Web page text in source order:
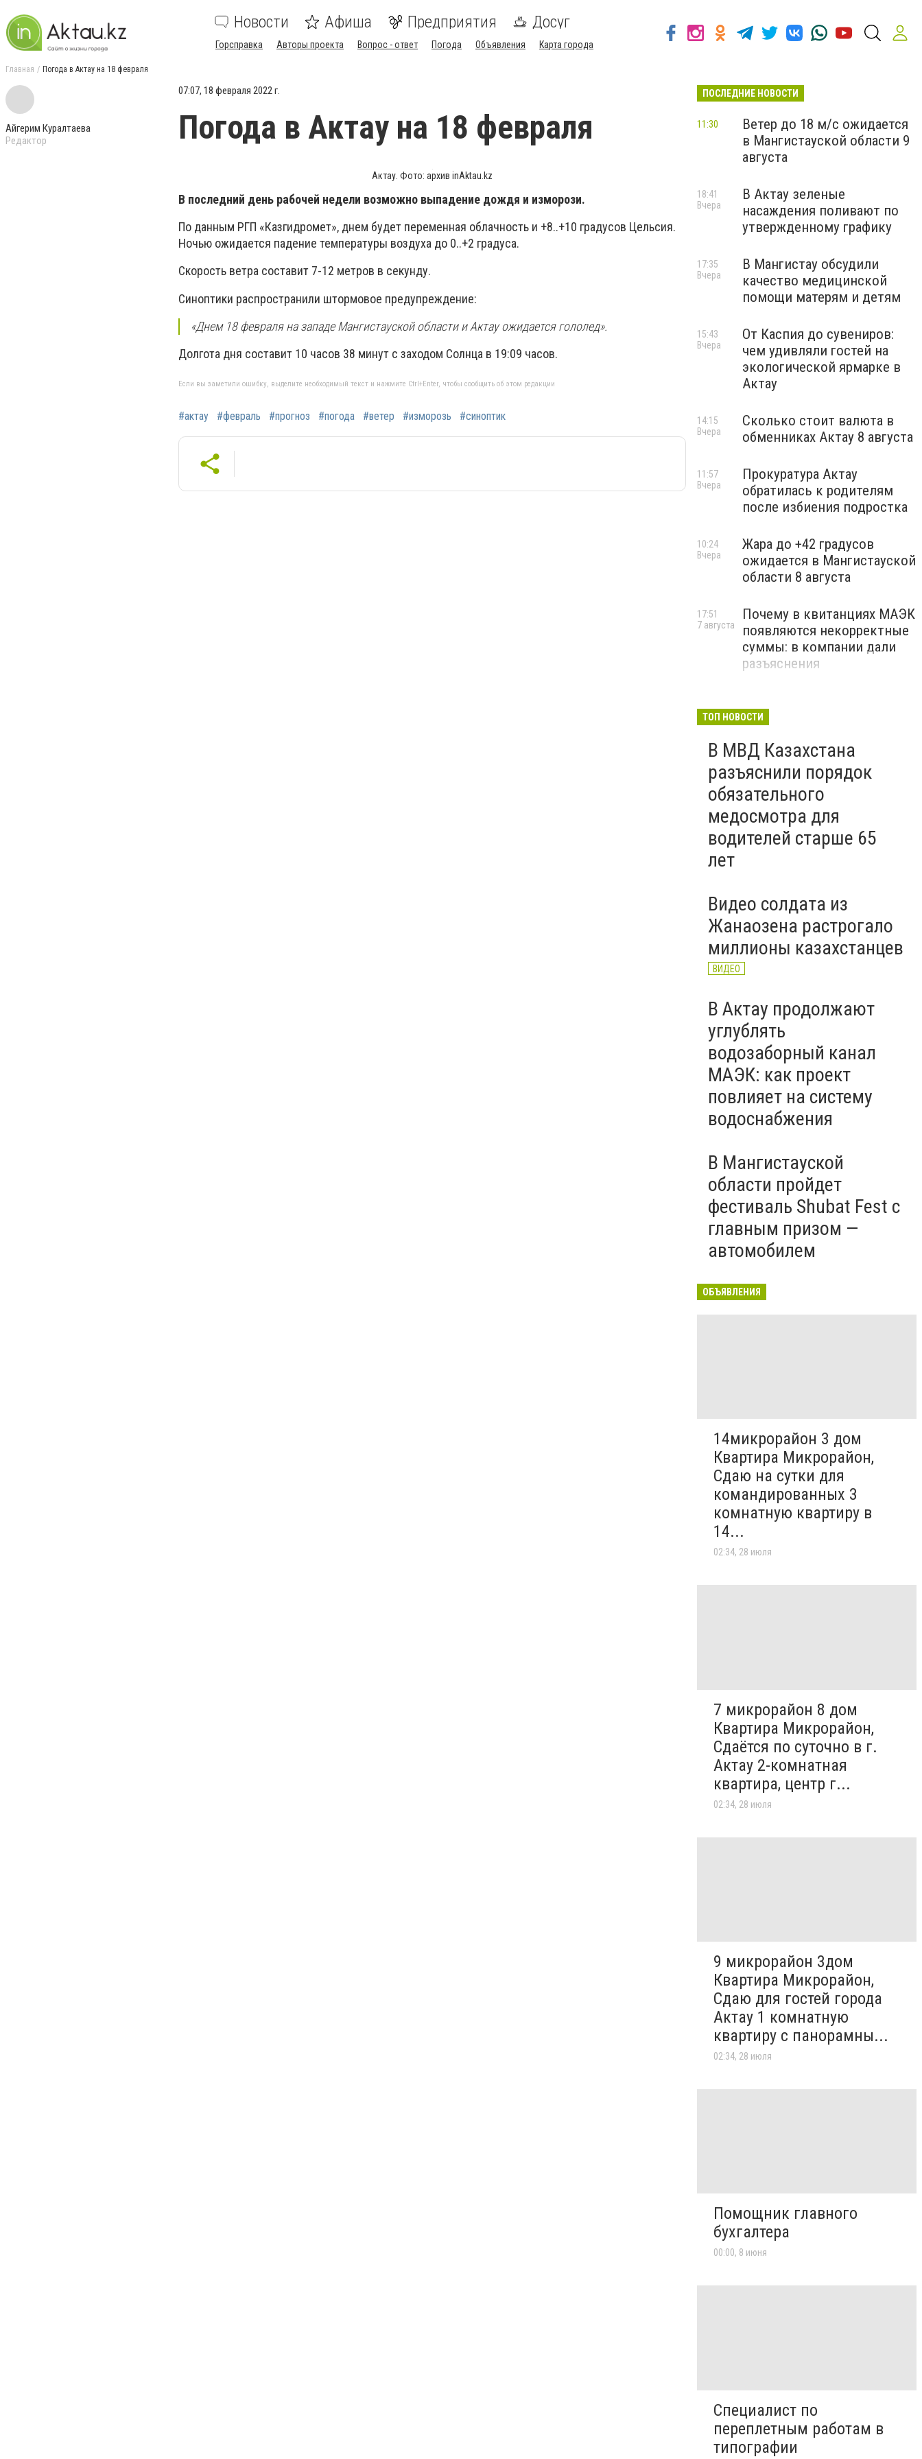
Новости Афиша Предприятия Досуг
Горсправка Авторы проекта Вопрос - ответ Погода Объявления Карта города
Главная Погода в Актау на 18 февраля
Айгерим Куралтаева
Редактор
07:07, 18 февраля 2022 г.
Погода в Актау на 18 февраля
Актау. Фото: архив inAktau.kz
В последний день рабочей недели возможно выпадение дождя и изморози.
По данным РГП «Казгидромет», днем будет переменная облачность и +8..+10 градусов Цельсия.
Ночью ожидается падение температуры воздуха до 0..+2 градуса.
Скорость ветра составит 7-12 метров в секунду.
Синоптики распространили штормовое предупреждение:
«Днем 18 февраля на западе Мангистауской области и Актау ожидается гололед».
Долгота дня составит 10 часов 38 минут с заходом Солнца в 19:09 часов.
Если вы заметили ошибку, выделите необходимый текст и нажмите Ctrl+Enter, чтобы сообщить об этом редакции
#актау #февраль #прогноз #погода #ветер #изморозь #синоптик
ПОСЛЕДНИЕ НОВОСТИ
Ветер до 18 м/с ожидается
в Мангистауской области 9
августа
11:30
В Актау зеленые
насаждения поливают по
утвержденному графику
18:41
Вчера
В Мангистау обсудили
качество медицинской
помощи матерям и детям
17:35
Вчера
От Каспия до сувениров:
чем удивляли гостей на
экологической ярмарке в
Актау
15:43
Вчера
Сколько стоит валюта в
обменниках Актау 8 августа
14:15
Вчера
Прокуратура Актау
обратилась к родителям
после избиения подростка
11:57
Вчера
Жара до +42 градусов
ожидается в Мангистауской
области 8 августа
10:24
Вчера
Почему в квитанциях МАЭК
появляются некорректные
суммы: в компании дали
разъяснения
17:51
7 августа
ТОП НОВОСТИ
В МВД Казахстана
разъяснили порядок
обязательного
медосмотра для
водителей старше 65
лет
Видео солдата из
Жанаозена растрогало
миллионы казахстанцев
ВИДЕО
В Актау продолжают
углублять
водозаборный канал
МАЭК: как проект
повлияет на систему
водоснабжения
В Мангистауской
области пройдет
фестиваль Shubat Fest с
главным призом —
автомобилем
ОБЪЯВЛЕНИЯ
14микрорайон 3 дом
Квартира Микрорайон,
Сдаю на сутки для
командированных 3
комнатную квартиру в
14...
02:34, 28 июля
7 микрорайон 8 дом
Квартира Микрорайон,
Сдаётся по суточно в г.
Актау 2-комнатная
квартира, центр г...
02:34, 28 июля
9 микрорайон 3дом
Квартира Микрорайон,
Сдаю для гостей города
Актау 1 комнатную
квартиру с панорамны...
02:34, 28 июля
Помощник главного
бухгалтера
00:00, 8 июня
Специалист по
переплетным работам в
типографии